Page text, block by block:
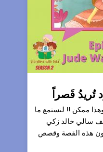
ممكن !! لنستمع ما
سالي خالد زكي
هذه القصة وقصص